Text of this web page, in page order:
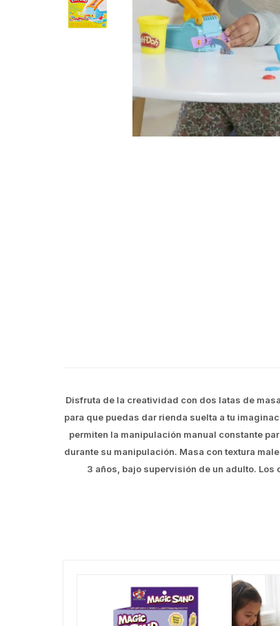
Disfruta de la creatividad con dos latas de
para que puedas dar rienda suelta a tu
permiten la manipulación manual constante
durante su manipulación. Masa con textura
3 años, bajo supervisión de un adulto.